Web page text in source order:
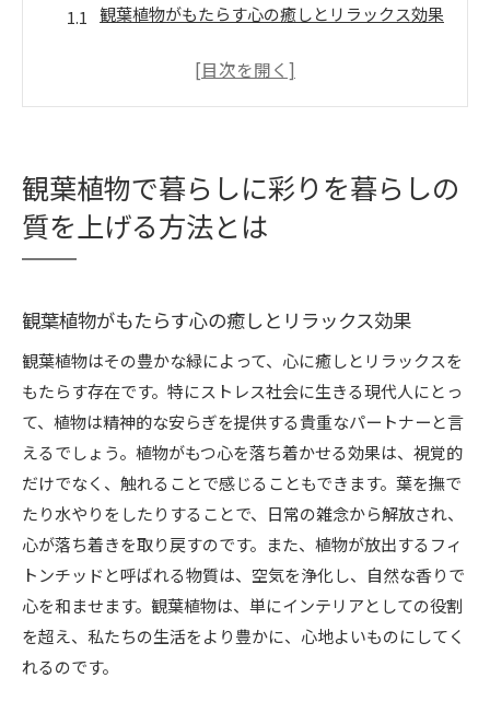
観葉植物がもたらす心の癒しとリラックス効果
観葉植物の種類によるインテリア効果
観葉植物がもたらす日常の変化
観葉植物の選び方初心者でも安心のポイントとは
自宅に適した観葉植物の選び方
育てやすい観葉植物の特徴
観葉植物を選ぶ際の環境要因
観葉植物の購入時に確認すべきポイント
インテリアとしての観葉植物その魅力と育て方
観葉植物を使ったおしゃれなインテリア例
観葉植物の配置で部屋を広く見せるテクニック
観葉植物の育て方と基本管理方法
四季を通じた観葉植物の楽しみ方
観葉植物を使った空間デザインのアイデア
観葉植物をインテリアに取り入れる際のポイン
観葉植物で暮らしに彩りを暮らしの
質を上げる方法とは
観葉植物がもたらす心の癒しとリラックス効果
観葉植物はその豊かな緑によって、心に癒しとリラックスを
もたらす存在です。特にストレス社会に生きる現代人にとっ
て、植物は精神的な安らぎを提供する貴重なパートナーと言
えるでしょう。植物がもつ心を落ち着かせる効果は、視覚的
だけでなく、触れることで感じることもできます。葉を撫で
たり水やりをしたりすることで、日常の雑念から解放され、
心が落ち着きを取り戻すのです。また、植物が放出するフィ
トンチッドと呼ばれる物質は、空気を浄化し、自然な香りで
心を和ませます。観葉植物は、単にインテリアとしての役割
を超え、私たちの生活をより豊かに、心地よいものにしてく
れるのです。